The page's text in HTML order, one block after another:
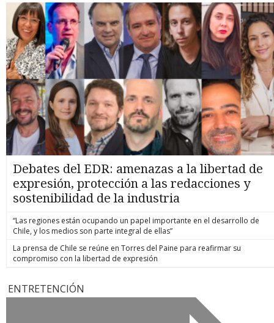
Debates del EDR: amenazas a la libertad de
expresión, protección a las redacciones y
sostenibilidad de la industria
“Las regiones están ocupando un papel importante en el desarrollo de
Chile, y los medios son parte integral de ellas”
La prensa de Chile se reúne en Torres del Paine para reafirmar su
compromiso con la libertad de expresión
ENTRETENCIÓN